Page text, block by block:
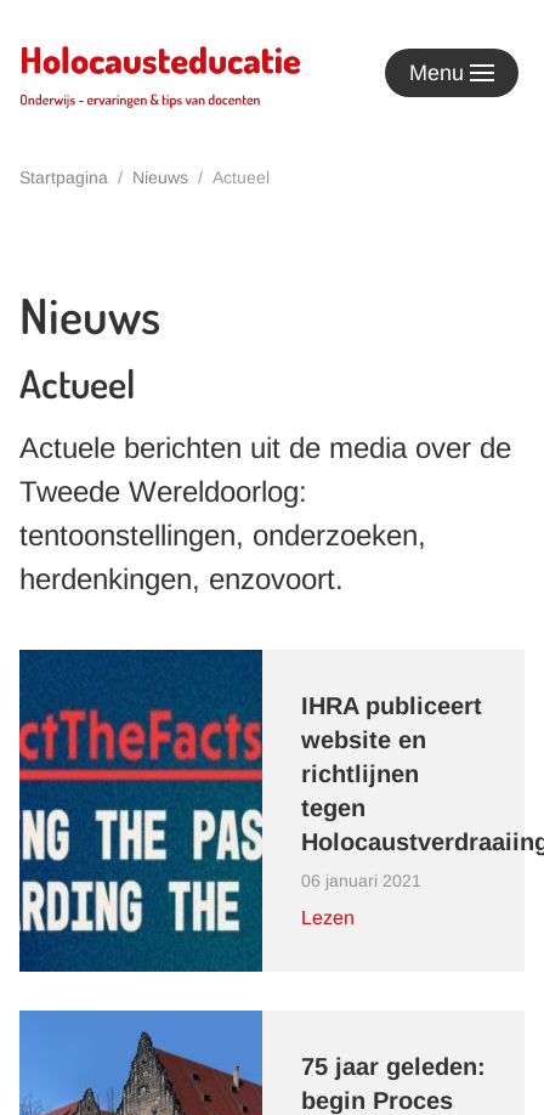
Terug naar hoofdinhoud Menu
Startpagina Nieuws Actueel
Nieuws
Actueel
Actuele berichten uit de media over de
Tweede Wereldoorlog:
tentoonstellingen, onderzoeken,
herdenkingen, enzovoort.
IHRA publiceert
website en
richtlijnen
tegen
06 januari 2021
Lezen
75 jaar geleden:
begin Proces